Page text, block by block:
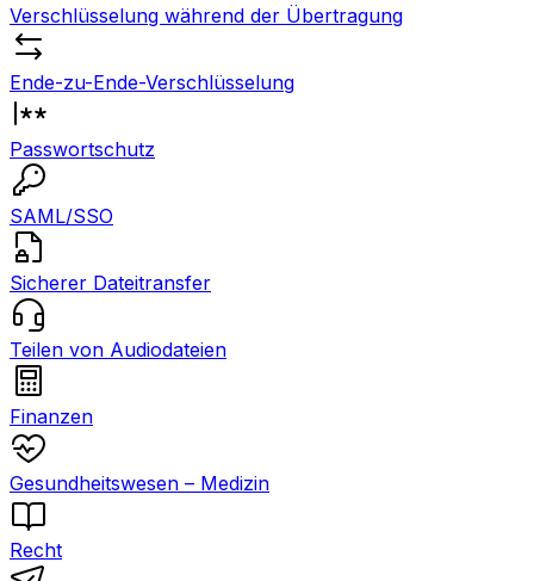
Verschlüsselung während der Übertragung
Ende-zu-Ende-Verschlüsselung
Passwortschutz
SAML/SSO
Sicherer Dateitransfer
Teilen von Audiodateien
Finanzen
Gesundheitswesen – Medizin
Recht